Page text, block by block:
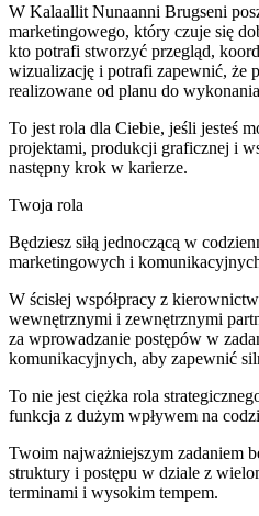
W Kalaallit Nunaanni Brugseni
marketingowego, który czuje się
kto potrafi stworzyć przegląd,
wizualizację i potrafi zapewnić, że
realizowane od planu do
To jest rola dla Ciebie, jeśli jesteś
projektami, produkcji graficznej i
następny krok w karierze.
Twoja rola
Będziesz siłą jednoczącą w
marketingowych i
W ścisłej współpracy z
wewnętrznymi i zewnętrznymi
za wprowadzanie postępów w
komunikacyjnych, aby zapewnić
To nie jest ciężka rola
funkcja z dużym wpływem na
Twoim najważniejszym zadaniem
struktury i postępu w dziale z
terminami i wysokim tempem.